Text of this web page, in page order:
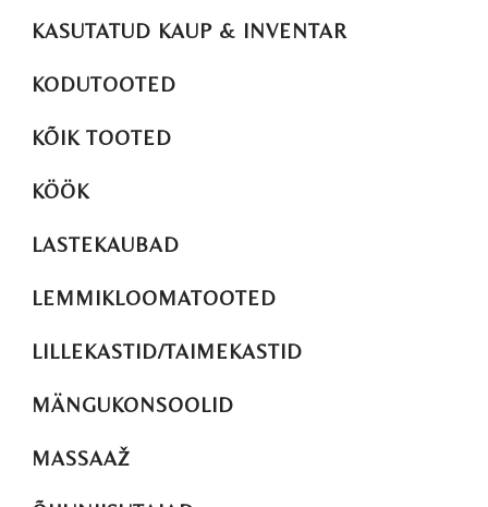
KASUTATUD KAUP & INVENTAR
KODUTOOTED
KÕIK TOOTED
KÖÖK
LASTEKAUBAD
LEMMIKLOOMATOOTED
LILLEKASTID/TAIMEKASTID
MÄNGUKONSOOLID
MASSAAŽ